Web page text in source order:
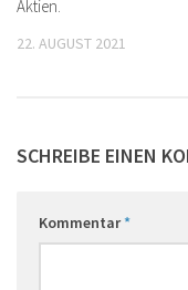
Aktien.
22. AUGUST 2021
SCHREIBE EINEN
Kommentar*